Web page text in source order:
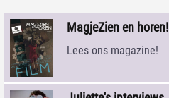
MagjeZien en horen!
Lees ons magazine!